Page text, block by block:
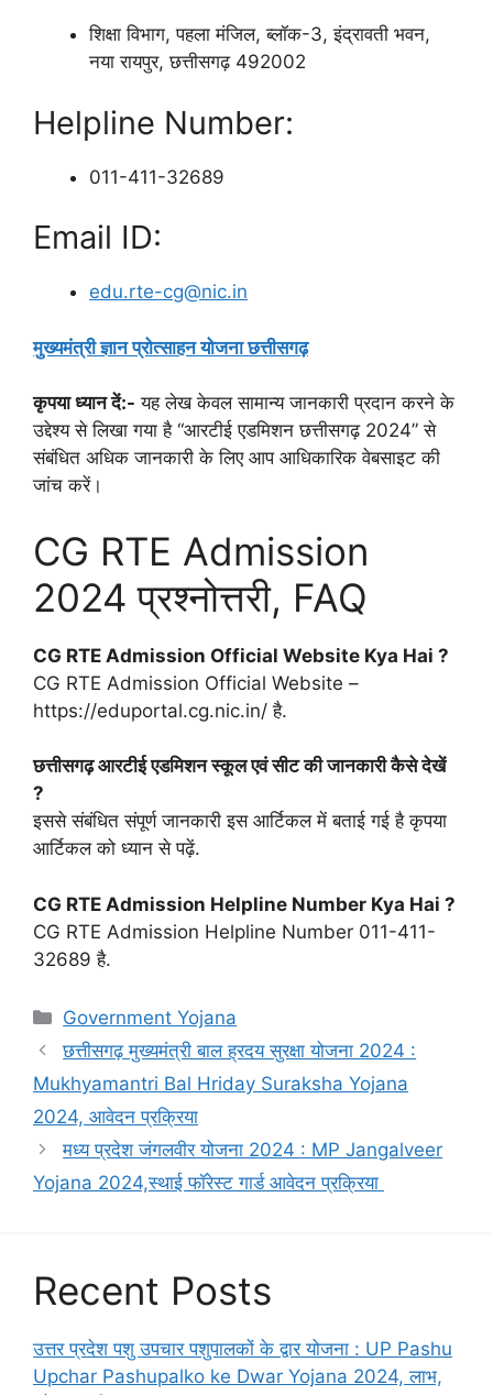
शिक्षा विभाग, पहला मंजिल, ब्लॉक-3, इंद्रावती भवन,
नया रायपुर, छत्तीसगढ़ 492002
Helpline Number:
011-411-32689
Email ID:
edu.rte-cg@nic.in
मुख्यमंत्री ज्ञान प्रोत्साहन योजना छत्तीसगढ़
कृपया ध्यान दें:- यह लेख केवल सामान्य जानकारी प्रदान करने के
उद्देश्य से लिखा गया है “आरटीई एडमिशन छत्तीसगढ़ 2024” से
संबंधित अधिक जानकारी के लिए आप आधिकारिक वेबसाइट की
जांच करें।
CG RTE Admission
2024 प्रश्नोत्तरी, FAQ
CG RTE Admission Official Website Kya Hai ?
CG RTE Admission Official Website –
https://eduportal.cg.nic.in/ है.
छत्तीसगढ़ आरटीई एडमिशन स्कूल एवं सीट की जानकारी कैसे देखें
?
इससे संबंधित संपूर्ण जानकारी इस आर्टिकल में बताई गई है कृपया
आर्टिकल को ध्यान से पढ़ें.
CG RTE Admission Helpline Number Kya Hai ?
CG RTE Admission Helpline Number 011-411-
32689 है.
Categories
Government Yojana
छत्तीसगढ़ मुख्यमंत्री बाल ह्रदय सुरक्षा योजना 2024 :
Mukhyamantri Bal Hriday Suraksha Yojana
2024, आवेदन प्रक्रिया
मध्य प्रदेश जंगलवीर योजना 2024 : MP Jangalveer
Yojana 2024,स्थाई फॉरेस्ट गार्ड आवेदन प्रक्रिया
Recent Posts
उत्तर प्रदेश पशु उपचार पशुपालकों के द्वार योजना : UP Pashu
Upchar Pashupalko ke Dwar Yojana 2024, लाभ,